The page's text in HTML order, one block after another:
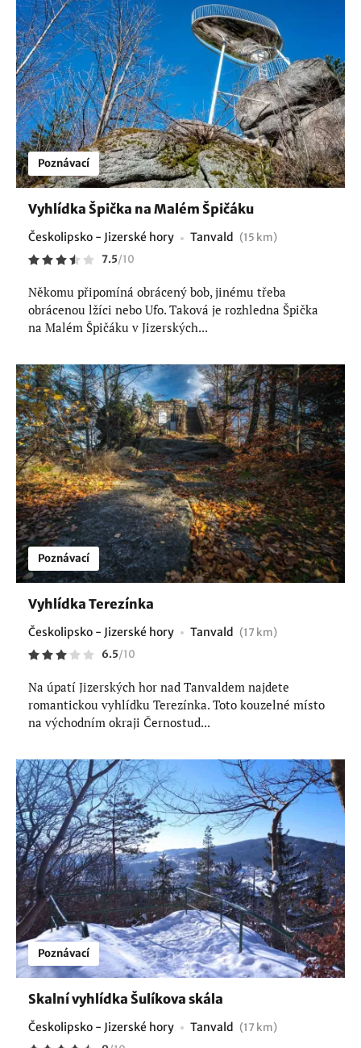
Poznávací
Vyhlídka Špička na Malém Špičáku
Českolipsko - Jizerské hory Tanvald
(15 km)
7.5/10
Někomu připomíná obrácený bob, jinému třeba
obrácenou lžíci nebo Ufo. Taková je rozhledna Špička
na Malém Špičáku v Jizerských...
Poznávací
Vyhlídka Terezínka
Českolipsko - Jizerské hory Tanvald
(17 km)
6.5/10
Na úpatí Jizerských hor nad Tanvaldem najdete
romantickou vyhlídku Terezínka. Toto kouzelné místo
na východním okraji Černostud...
Poznávací
Skalní vyhlídka Šulíkova skála
Českolipsko - Jizerské hory Tanvald (17 km)